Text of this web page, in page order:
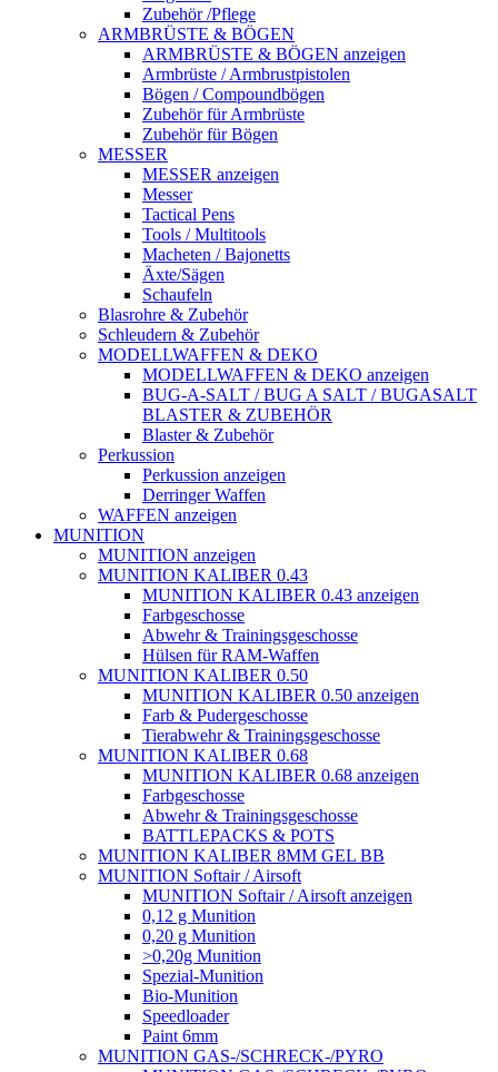
Zubehör /Pflege
ARMBRÜSTE & BÖGEN
ARMBRÜSTE & BÖGEN anzeigen
Armbrüste / Armbrustpistolen
Bögen / Compoundbögen
Zubehör für Armbrüste
Zubehör für Bögen
MESSER
MESSER anzeigen
Messer
Tactical Pens
Tools / Multitools
Macheten / Bajonetts
Äxte/Sägen
Schaufeln
Blasrohre & Zubehör
Schleudern & Zubehör
MODELLWAFFEN & DEKO
MODELLWAFFEN & DEKO anzeigen
BUG-A-SALT / BUG A SALT / BUGASALT
BLASTER & ZUBEHÖR
Blaster & Zubehör
Perkussion
Perkussion anzeigen
Derringer Waffen
WAFFEN anzeigen
MUNITION
MUNITION anzeigen
MUNITION KALIBER 0.43
MUNITION KALIBER 0.43 anzeigen
Farbgeschosse
Abwehr & Trainingsgeschosse
Hülsen für RAM-Waffen
MUNITION KALIBER 0.50
MUNITION KALIBER 0.50 anzeigen
Farb & Pudergeschosse
Tierabwehr & Trainingsgeschosse
MUNITION KALIBER 0.68
MUNITION KALIBER 0.68 anzeigen
Farbgeschosse
Abwehr & Trainingsgeschosse
BATTLEPACKS & POTS
MUNITION KALIBER 8MM GEL BB
MUNITION Softair / Airsoft
MUNITION Softair / Airsoft anzeigen
0,12 g Munition
0,20 g Munition
>0,20g Munition
Spezial-Munition
Bio-Munition
Speedloader
Paint 6mm
MUNITION GAS-/SCHRECK-/PYRO